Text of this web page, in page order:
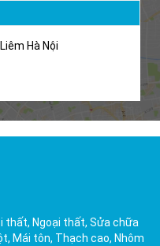
Hà Nội
thất, Ngoại thất, Sửa chữa
Mái tôn, Thạch cao, Nhôm